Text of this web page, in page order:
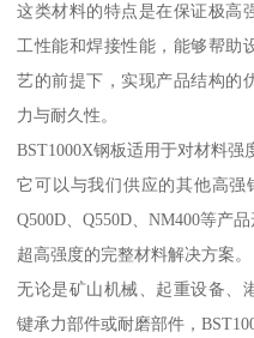
这类材料的特点是在保证极高
工性能和焊接性能，能够帮助
艺的前提下，实现产品结构的
力与耐久性。
BST1000X钢板适用于对材料强
它可以与我们供应的其他高强
Q500D、Q550D、NM400等产
超高强度的完整材料解决方案。
无论是矿山机械、起重设备、
键承力部件或耐磨部件，